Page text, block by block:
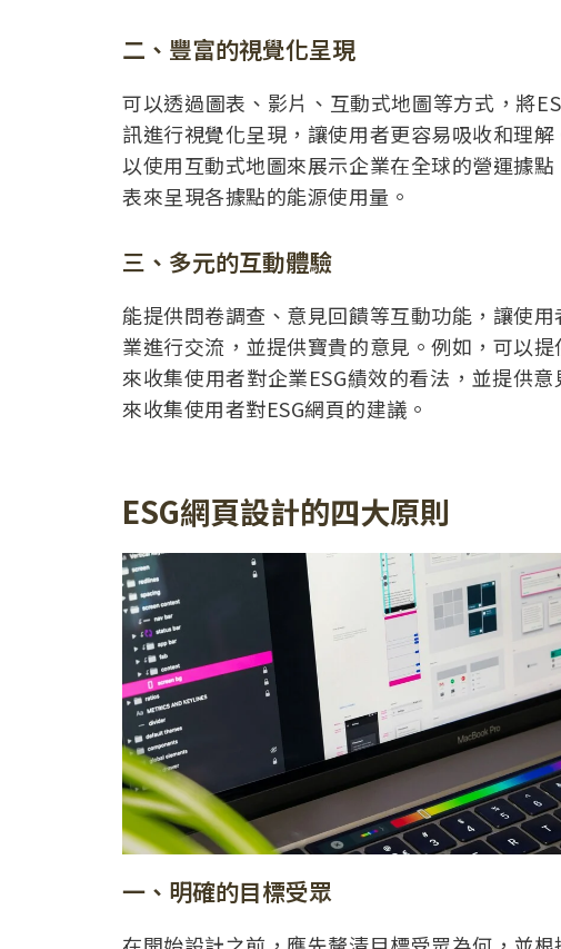
二、豐富的視覺化呈現
可以透過圖表、影片、互動式地圖等方式，將
訊進行視覺化呈現，讓使用者更容易吸收和理
以使用互動式地圖來展示企業在全球的營運據
表來呈現各據點的能源使用量。
三、多元的互動體驗
能提供問卷調查、意見回饋等互動功能，讓使
業進行交流，並提供寶貴的意見。例如，可以
來收集使用者對企業ESG績效的看法，並提供
來收集使用者對ESG網頁的建議。
ESG網頁設計的四大原則
一、明確的目標受眾